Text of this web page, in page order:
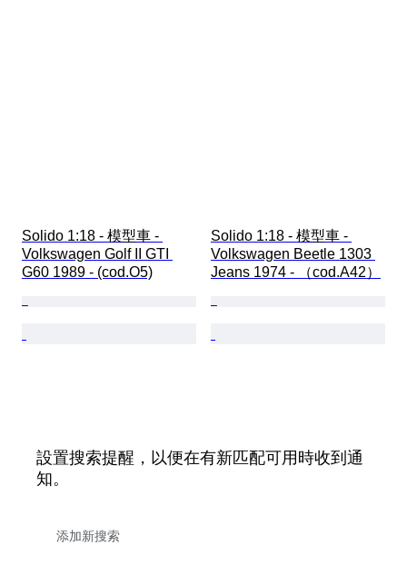
Solido 1:18 - 模型車 -
Volkswagen Golf II GTI
G60 1989 - (cod.O5)
Solido 1:18 - 模型車 -
Volkswagen Beetle 1303
Jeans 1974 - （cod.A42）
設置搜索提醒，以便在有新匹配可用時收到通
知。